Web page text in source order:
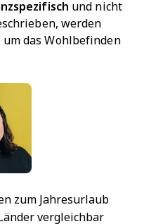
und nicht
werden
das Wohlbefinden
zum Jahresurlaub
vergleichbar